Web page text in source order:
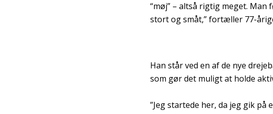
“møj” – altså rigtig meget.
stort og småt,” fortæller 77-
Han står ved en af de nye
som gør det muligt at holde
”Jeg startede her, da jeg gik